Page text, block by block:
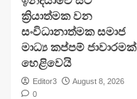
ක්‍රියාත්මක වන
සංවිධානාත්මක සමාජ
මාධ්‍ය කප්පම් ජාවාරමක්
හෙළිවෙයි
Editor3
August 8, 2026
0